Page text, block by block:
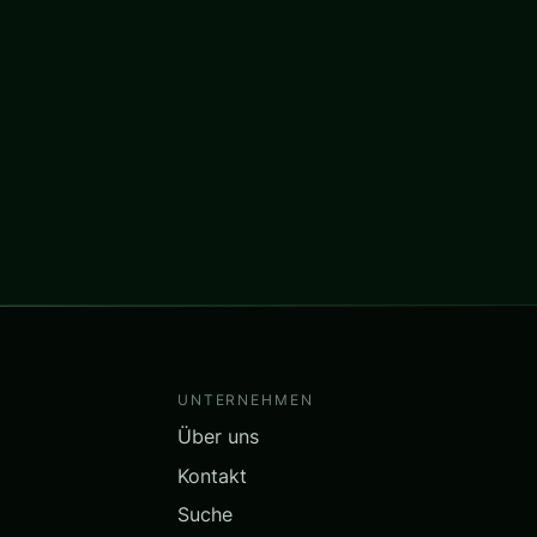
UNTERNEHMEN
Über uns
Kontakt
Suche